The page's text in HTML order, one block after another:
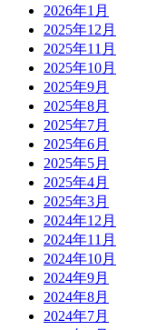
2026年1月
2025年12月
2025年11月
2025年10月
2025年9月
2025年8月
2025年7月
2025年6月
2025年5月
2025年4月
2025年3月
2024年12月
2024年11月
2024年10月
2024年9月
2024年8月
2024年7月